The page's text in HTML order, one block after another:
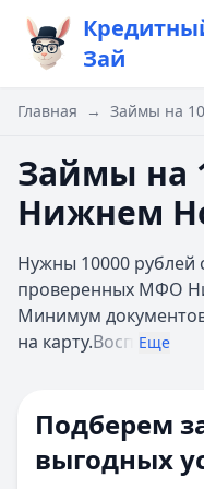
Зай
Главная → Займы на
Займы на
Нижнем
Нужны 10000
проверенных МФО
Минимум
на карту.Восп Еще
Подберем
выгодных